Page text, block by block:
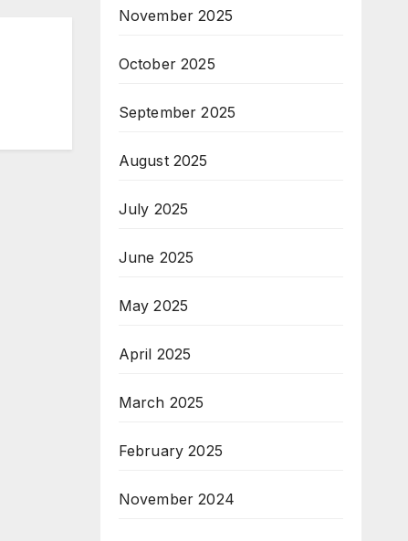
November 2025
October 2025
September 2025
August 2025
July 2025
June 2025
May 2025
April 2025
March 2025
February 2025
November 2024